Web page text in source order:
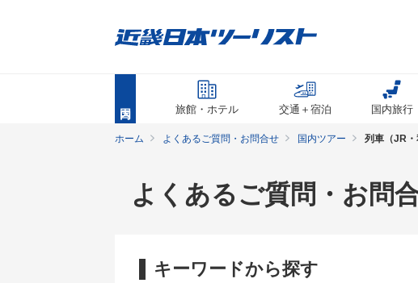
旅館・ホテル 交通＋宿泊 国内旅行
ホーム よくあるご質問・お問合せ 国内ツアー 列車（JR・
よくあるご質問・お問
キーワードから探す